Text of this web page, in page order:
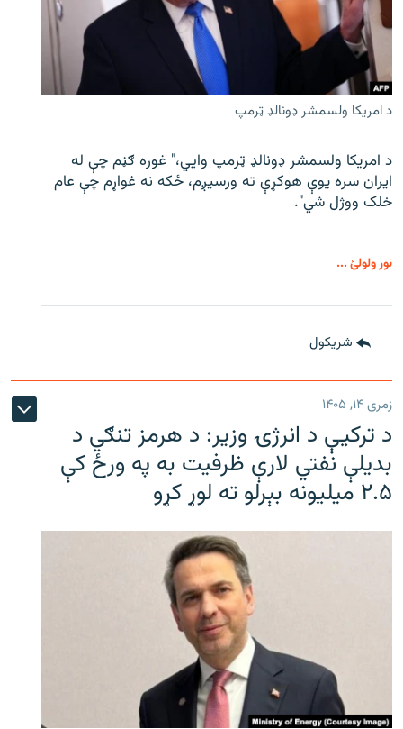
د امریکا ولسمشر ډونالډ ټرمپ
د امریکا ولسمشر ډونالډ ټرمپ وايي،" غوره ګڼم چې له
ایران سره یوې هوکړې ته ورسیږم، ځکه نه غواړم چې عام
خلک ووژل شي".
نور ولولئ ...
شريکول
زمری ۱۴, ۱۴۰۵
د ترکیې د انرژۍ وزیر: د هرمز تنګي د
بدیلې نفتي لارې ظرفیت به په ورځ کې
۲.۵ میلیونه بېرلو ته لوړ کړو